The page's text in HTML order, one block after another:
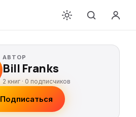
АВТОР
Bill Franks
2 книг · 0 подписчиков
Подписаться